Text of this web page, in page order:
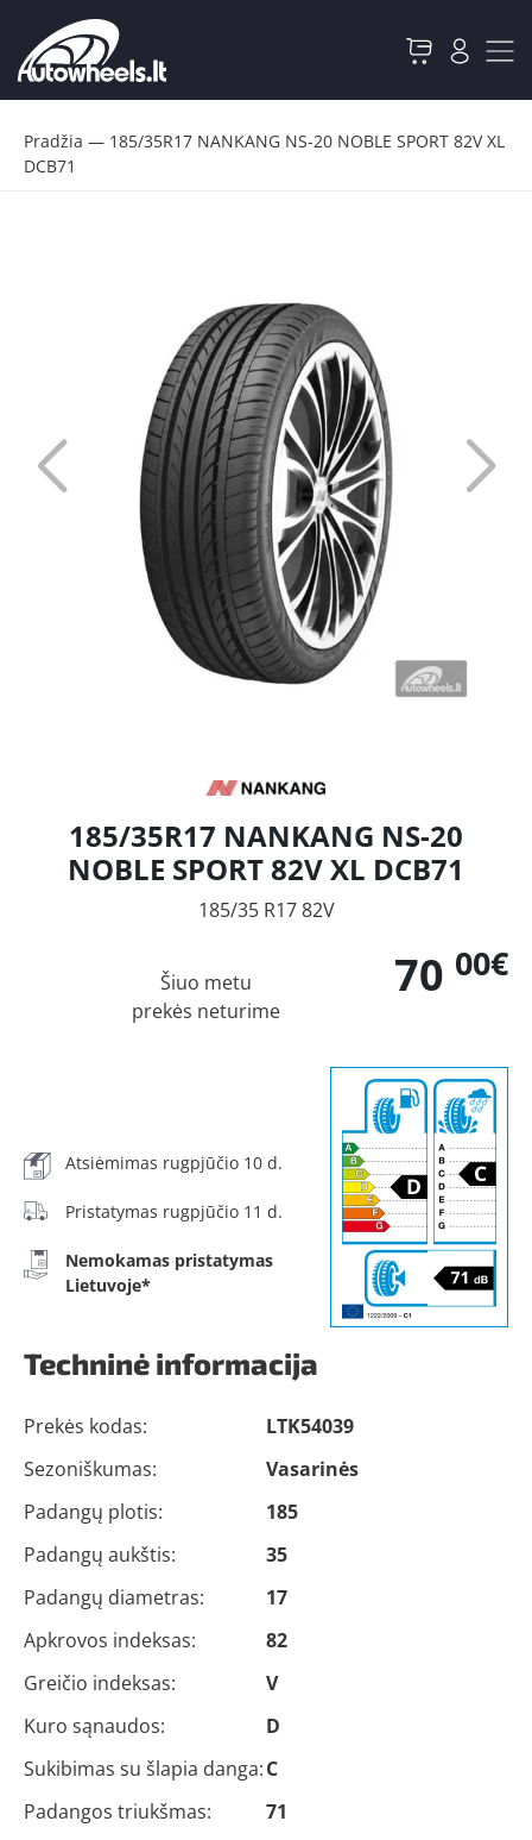
Pradžia — 185/35R17 NANKANG NS-20 NOBLE SPORT 82V XL
DCB71
185/35R17 NANKANG NS-20
NOBLE SPORT 82V XL DCB71
185/35 R17 82V
70 00€
Šiuo metu
prekės neturime
Atsiėmimas rugpjūčio 10 d.
Pristatymas rugpjūčio 11 d.
Nemokamas pristatymas
Lietuvoje*
Techninė informacija
Prekės kodas:
LTK54039
Sezoniškumas:
Vasarinės
Padangų plotis:
185
Padangų aukštis:
35
Padangų diametras:
17
Apkrovos indeksas:
82
Greičio indeksas:
V
Kuro sąnaudos:
D
Sukibimas su šlapia danga:C
Padangos triukšmas:
71